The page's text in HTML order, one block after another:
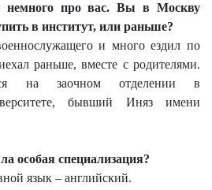
немного про вас. Вы в Москву
в институт, или раньше?
и много ездил по
раньше, вместе с родителями.
на заочном отделении в
бывший Иняз имени
особая специализация?
язык – английский.